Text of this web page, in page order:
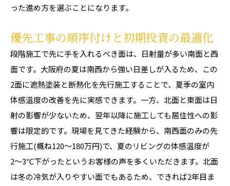
った進め方を選ぶことになります。
優先工事の順序付けと初期投資の最適化
段階施工で先に手を入れるべき面は、日射量が多い南面と西
面です。大阪府の夏は南西から強い日差しが入るため、この
2面に遮熱塗装と断熱化を先行施工することで、夏季の室内
体感温度の改善を先に実感できます。一方、北面と東面は日
射の影響が少ないため、翌年以降に施工しても居住性への影
響は限定的です。現場を見てきた経験から、南西面のみの先
行施工(概ね120〜180万円)で、夏のリビングの体感温度が
2〜3℃下がったというお客様の声を多くいただきます。北面
は冬の冷気が入りやすい面でもあるため、できれば2年目ま